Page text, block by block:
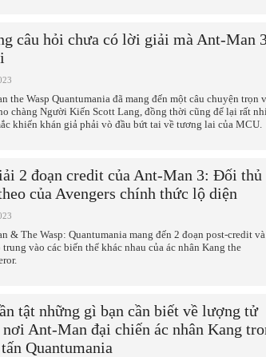
câu hỏi chưa có lời giải mà Ant-Man
the Wasp Quantumania đã mang đến một câu chuyện trọn
chàng Người Kiến Scott Lang, đồng thời cũng để lại rất
khiến khán giả phải vò đầu bứt tai về tương lai của MCU.
2 đoạn credit của Ant-Man 3: Đối thủ
của Avengers chính thức lộ diện
& The Wasp: Quantumania mang đến 2 đoạn post-credit và
trung vào các biến thể khác nhau của ác nhân Kang the
tật những gì bạn cần biết về lượng tử
Ant-Man đại chiến ác nhân Kang
Quantumania